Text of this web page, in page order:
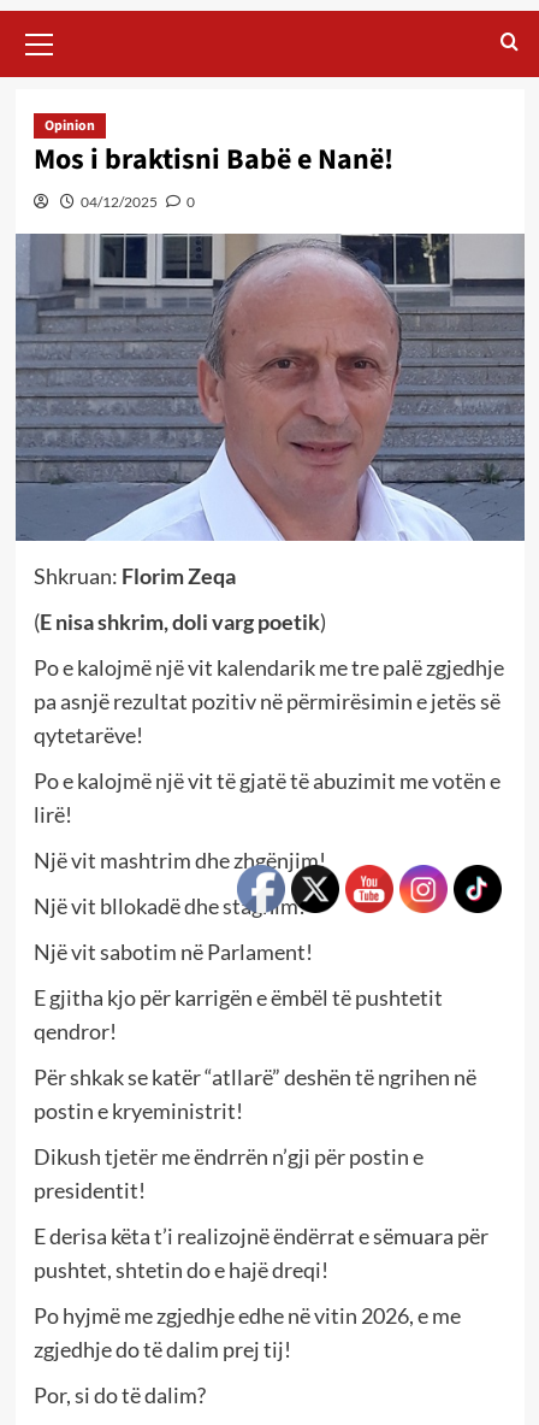
Menu
Opinion
Mos i braktisni Babë e Nanë!
04/12/2025 0
Shkruan: Florim Zeqa
(E nisa shkrim, doli varg poetik)
Po e kalojmë një vit kalendarik me tre palë zgjedhje
pa asnjë rezultat pozitiv në përmirësimin e jetës së
qytetarëve!
Po e kalojmë një vit të gjatë të abuzimit me votën e
lirë!
Një vit mashtrim dhe zhgënjim!
Një vit bllokadë dhe stagnim!
Një vit sabotim në Parlament!
E gjitha kjo për karrigën e ëmbël të pushtetit
qendror!
Për shkak se katër “atllarë” deshën të ngrihen në
postin e kryeministrit!
Dikush tjetër me ëndrrën n’gji për postin e
presidentit!
E derisa këta t’i realizojnë ëndërrat e sëmuara për
pushtet, shtetin do e hajë dreqi!
Po hyjmë me zgjedhje edhe në vitin 2026, e me
zgjedhje do të dalim prej tij!
Por, si do të dalim?